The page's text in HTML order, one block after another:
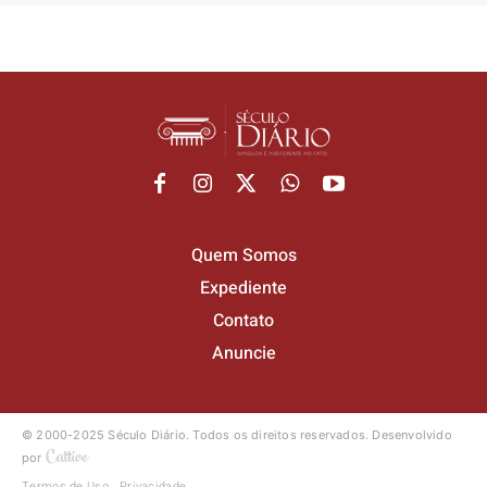
Quem Somos
Expediente
Contato
Anuncie
© 2000-2025 Século Diário.Todos os direitos reservados. Desenvolvido
por